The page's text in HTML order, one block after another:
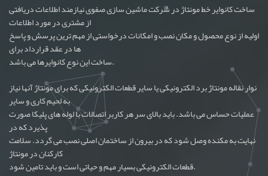
ساخت کانوایر خط مونتاژ در شرکت ماشین سازی صفوی نیازمند اطلاعات دریافتی
از مشتری در مورد اطلاعات
اولیه از نوع محصول و مکان نصب و امکانات درخواستی از مهم ترین پرسش و پاسخ
ها در عقد قرارداد برای
ساخت این نوع کانوایرها می باشد.
نوار نقاله مونتاژ برد الکترونیکی یا سایر قطعات الکترونیکی که برای مونتاژ آنها نیاز
به لحیم کاری و سایر
عملیات حساس می باشد. باید بالای سر هر کاربر اتصالات با لوله های پلیکا صورت
پذیرد که در
نهایت به مکنده وصل شود که در بیرون از ساختمان اصلی نصب می گردد. سلامت
کارکنان در مونتاژ
قطعات الکترونیکی بسیار مهم و حیاتی است و باید تامین شود.